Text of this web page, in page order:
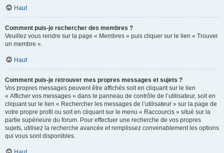
Haut
Comment puis-je rechercher des membres ?
Veuillez vous rendre sur la page « Membres » puis cliquer sur le lien « Trouver
un membre ».
Haut
Comment puis-je retrouver mes propres messages et sujets ?
Vos propres messages peuvent être affichés soit en cliquant sur le lien
« Afficher vos messages » dans le panneau de contrôle de l’utilisateur, soit en
cliquant sur le lien « Rechercher les messages de l’utilisateur » sur la page de
votre propre profil ou soit en cliquant sur le menu « Raccourcis » situé sur la
partie supérieure du forum. Pour effectuer une recherche de vos propres
sujets, utilisez la recherche avancée et remplissez convenablement les options
qui vous sont disponibles.